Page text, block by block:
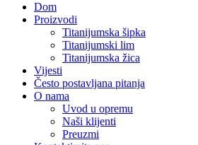
Dom
Proizvodi
Titanijumska šipka
Titanijumski lim
Titanijumska žica
Vijesti
Često postavljana pitanja
O nama
Uvod u opremu
Naši klijenti
Preuzmi